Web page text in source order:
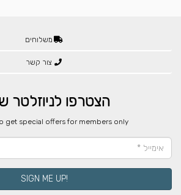
משלוחים
צור קשר
הצטרפו לניוזלטר
get special offers for members only
!SIGN ME UP